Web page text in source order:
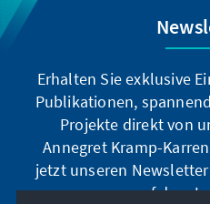
Erhalten Sie exklusive
Publikationen,
Projekte direkt von
Annegret Kramp-
jetzt unseren
auf dem